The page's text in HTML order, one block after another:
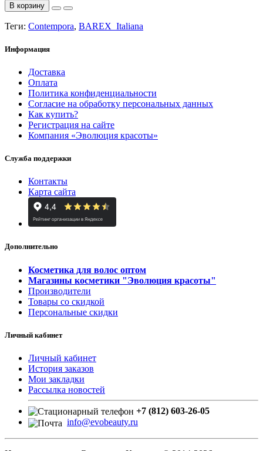
В корзину
Теги: Contempora, BAREX_Italiana
Информация
Доставка
Оплата
Политика конфиденциальности
Согласие на обработку персональных данных
Как купить?
Регистрация на сайте
Компания «Эволюция красоты»
Служба поддержки
Контакты
Карта сайта
Дополнительно
Косметика для волос оптом
Магазины косметики "Эволюция красоты"
Производители
Товары со скидкой
Персональные скидки
Личный кабинет
Личный кабинет
История заказов
Мои закладки
Рассылка новостей
+7 (812) 603-26-05
info@evobeauty.ru